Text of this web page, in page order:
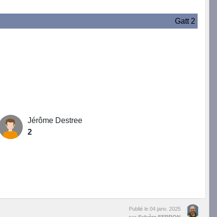
Gatt 2
Jérôme Destree
2
Publié le 04 janv. 2025